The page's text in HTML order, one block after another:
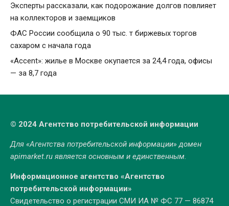
Эксперты рассказали, как подорожание долгов повлияет
на коллекторов и заемщиков
ФАС России сообщила о 90 тыс. т биржевых торгов
сахаром с начала года
«Accent»: жилье в Москве окупается за 24,4 года, офисы
— за 8,7 года
© 2024 Агентство потребительской информации
Для «Агентства потребительской информации» домен
apimarket.ruявляется основным и единственным.
Информационное агентство «Агентство
потребительской информации»
Свидетельство о регистрации СМИ ИА № ФС 77 — 86874